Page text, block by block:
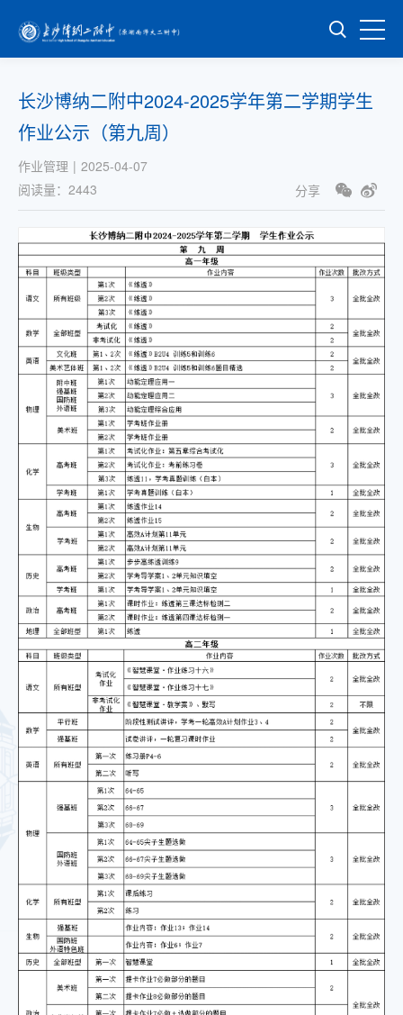
长沙博纳二附中2024-2025学年第二学期学生
作业公示（第九周）
作业管理 | 2025-04-07
阅读量： 2443 分享